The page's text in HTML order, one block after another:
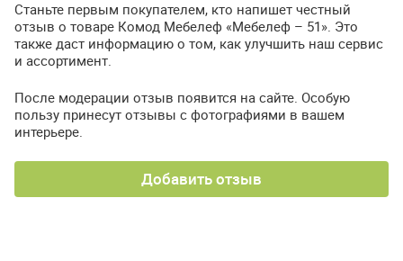
Станьте первым покупателем, кто напишет честный
отзыв о товаре Комод Мебелеф «Мебелеф – 51». Это
также даст информацию о том, как улучшить наш сервис
и ассортимент.
После модерации отзыв появится на сайте. Особую
пользу принесут отзывы с фотографиями в вашем
интерьере.
Добавить отзыв